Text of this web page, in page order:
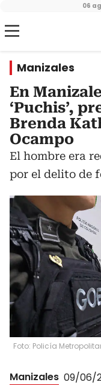
06
Manizales
En
‘Puchis’,
Brenda
Ocampo
El hombre era
por el delito de
Foto: Policía
Manizales 09/06/